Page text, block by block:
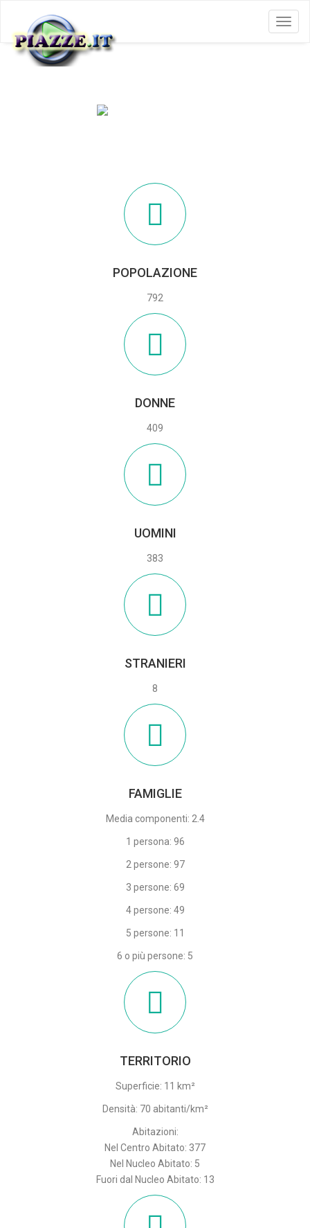
Menu
POPOLAZIONE
792
DONNE
409
UOMINI
383
STRANIERI
8
FAMIGLIE
Media componenti: 2.4
1 persona: 96
2 persone: 97
3 persone: 69
4 persone: 49
5 persone: 11
6 o più persone: 5
TERRITORIO
Superficie: 11 km²
Densità: 70 abitanti/km²
Abitazioni:
Nel Centro Abitato: 377
Nel Nucleo Abitato: 5
Fuori dal Nucleo Abitato: 13